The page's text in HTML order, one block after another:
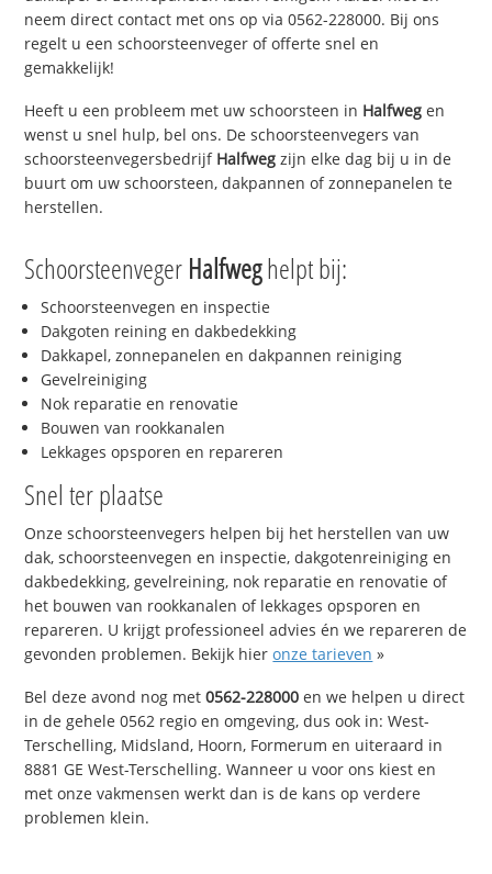
neem direct contact met ons op via 0562-228000. Bij ons
regelt u een schoorsteenveger of offerte snel en
gemakkelijk!
Heeft u een probleem met uw schoorsteen in Halfweg en
wenst u snel hulp, bel ons. De schoorsteenvegers van
schoorsteenvegersbedrijf Halfweg zijn elke dag bij u in de
buurt om uw schoorsteen, dakpannen of zonnepanelen te
herstellen.
Schoorsteenveger Halfweghelpt bij:
Schoorsteenvegen en inspectie
Dakgoten reining en dakbedekking
Dakkapel, zonnepanelen en dakpannen reiniging
Gevelreiniging
Nok reparatie en renovatie
Bouwen van rookkanalen
Lekkages opsporen en repareren
Snel ter plaatse
Onze schoorsteenvegers helpen bij het herstellen van uw
dak, schoorsteenvegen en inspectie, dakgotenreiniging en
dakbedekking, gevelreining, nok reparatie en renovatie of
het bouwen van rookkanalen of lekkages opsporen en
repareren. U krijgt professioneel advies én we repareren de
gevonden problemen. Bekijk hieronze tarieven »
Bel deze avond nog met0562-228000 en we helpen u direct
in de gehele 0562 regio en omgeving, dus ook in: West-
Terschelling, Midsland, Hoorn, Formerum en uiteraard in
8881 GE West-Terschelling. Wanneer u voor ons kiest en
met onze vakmensen werkt dan is de kans op verdere
problemen klein.